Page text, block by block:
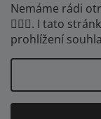
Nemáme rádi
🤦🏾‍♂️. I tato
prohlížení
Najdete nás